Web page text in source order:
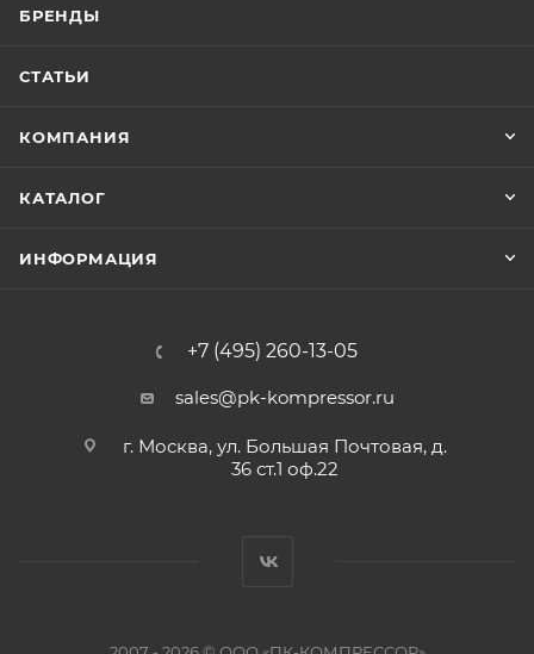
БРЕНДЫ
СТАТЬИ
КОМПАНИЯ
КАТАЛОГ
ИНФОРМАЦИЯ
+7 (495) 260-13-05
sales@pk-kompressor.ru
г. Москва, ул. Большая Почтовая, д.
36 ст.1 оф.22